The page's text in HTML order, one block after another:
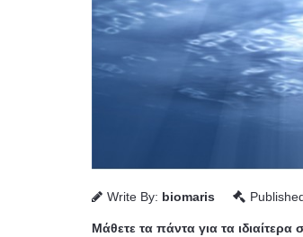
Write By: biomaris
Μάθετε τα πάντα για τα